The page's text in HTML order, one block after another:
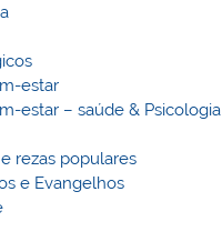
estar
estar – saúde & Psicologia
rezas populares
e Evangelhos